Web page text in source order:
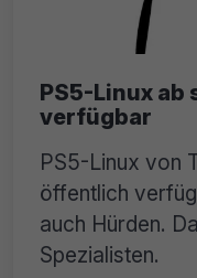
PS5-Linux
verfügbar
PS5-Linux von
öffentlich
auch Hürden.
Spezialisten.